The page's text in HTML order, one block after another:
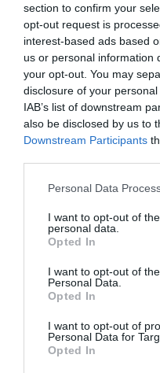
section to confirm your
opt-out request is
interest-based ads based
us or personal information
your opt-out. You may
disclosure of your
IAB’s list of downstream
also be disclosed by us to
Downstream Participants
Personal Data
I want to opt-out of
personal data.
Opted In
I want to opt-out of
Personal Data.
Opted In
I want to opt-out of
Personal Data for
Opted In